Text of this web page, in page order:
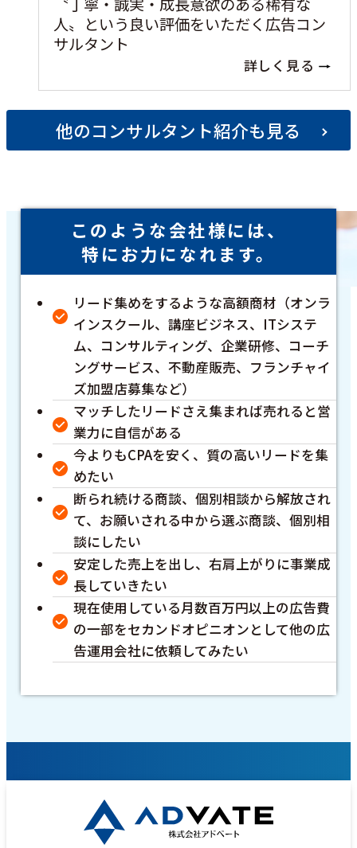
人〟という良い評価をいただく広告コン
サルタント
詳しく見る
他のコンサルタント紹介も見る
このような会社様には、
特にお力になれます。
リード集めをするような高額商材（オンラ
インスクール、講座ビジネス、ITシステ
ム、コンサルティング、企業研修、コーチ
ングサービス、不動産販売、フランチャイ
ズ加盟店募集など）
マッチしたリードさえ集まれば売れると営
業力に自信がある
今よりもCPAを安く、質の高いリードを集
めたい
断られ続ける商談、個別相談から解放され
て、お願いされる中から選ぶ商談、個別相
談にしたい
安定した売上を出し、右肩上がりに事業成
長していきたい
現在使用している月数百万円以上の広告費
の一部をセカンドオピニオンとして他の広
告運用会社に依頼してみたい